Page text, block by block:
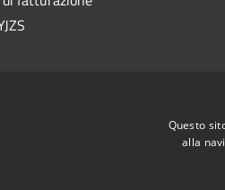
Questo
alla